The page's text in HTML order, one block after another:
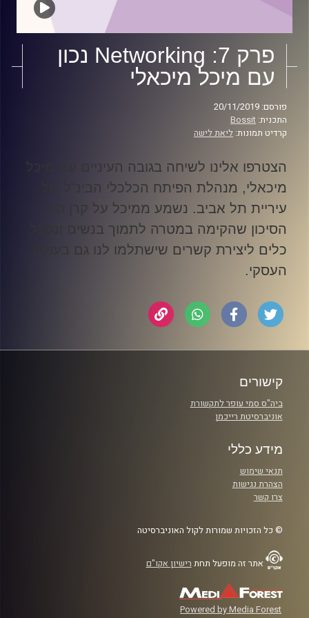
פרק 7: Networking נכון
עם מיכל מיכאלי
פורסם: 20/11/2019
התכנית: Bossit
קרדיט תמונות: ליאת לישה
הצטרפו אלינו לשיחה בגובה העיניים עם מיכל
מיכאלי, מנהלת הפיתח הכלכלי הבינ"ל של
עיריית תל אביב. נשמע ממיכל על קרן הון
הסיכון שהקימה במטרה לתמוך בנשים ונקבל
כלים ליצירת קשרים שישתלמו לנו גם בעולם
העסקי.
קישורים
ביה"ס סמי עופר לתקשורת
אוניברסיטת רייכמן
מידע כללי
תנאי שימוש
הצהרת נגישות
צרו קשר
© כל הזכויות שמורות לקול האוניברסיטה
אתר זה מופעל תחת רישיון אקו"ם
Powered by Media Forest